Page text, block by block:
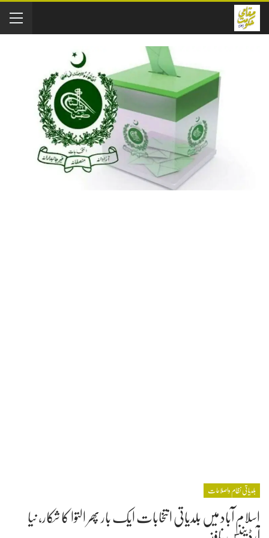
بلدیاتی نظام واصلاحات
اسلام آباد میں بلدیاتی انتخابات ایک بار پھر التوا کا شکار، نیا